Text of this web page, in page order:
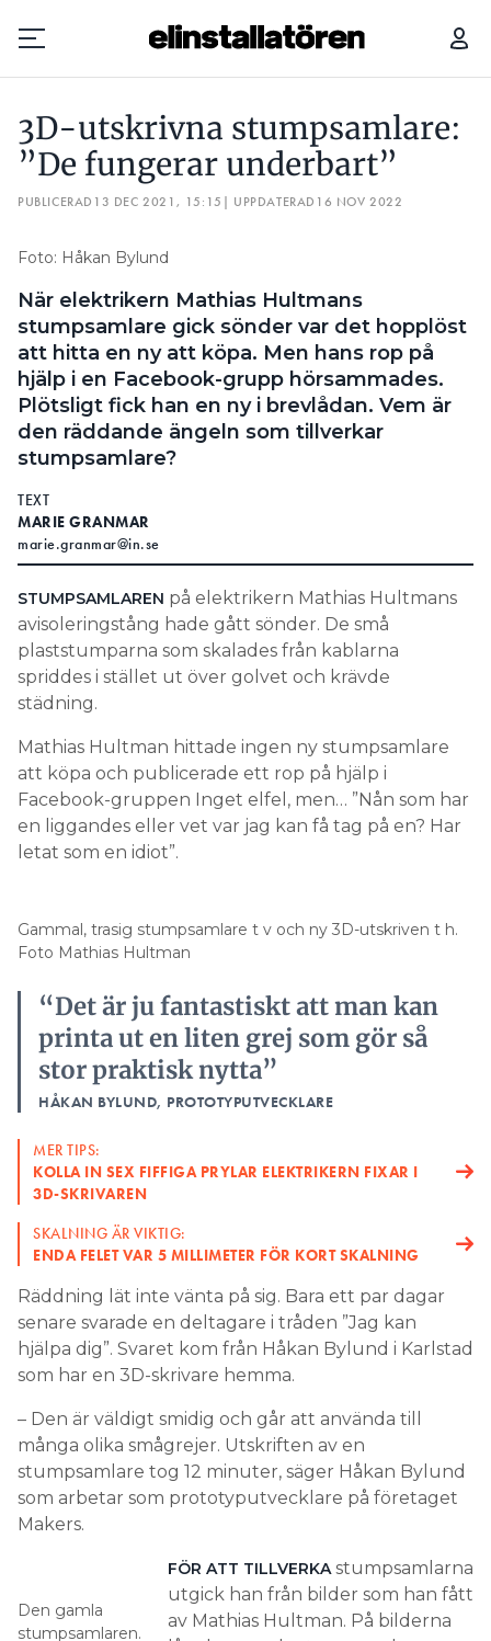
Prenumerera
Hantera prenumeration
Lediga jobb
Annonsera
Läs E-tidningen
Om tidningen
Kontakt
Search for:
SEARCH
3D-utskrivna stumpsamlare:
”De fungerar underbart”
PUBLICERAD 13 DEC 2021, 15:15 | UPPDATERAD 16 NOV 2022
Foto: Håkan Bylund
När elektrikern Mathias Hultmans
stumpsamlare gick sönder var det hopplöst
att hitta en ny att köpa. Men hans rop på
hjälp i en Facebook-grupp hörsammades.
Plötsligt fick han en ny i brevlådan. Vem är
den räddande ängeln som tillverkar
stumpsamlare?
TEXT
MARIE GRANMAR
marie.granmar@in.se
STUMPSAMLAREN på elektrikern Mathias Hultmans
avisoleringstång hade gått sönder. De små
plaststumparna som skalades från kablarna
spriddes i stället ut över golvet och krävde
städning.
Mathias Hultman hittade ingen ny stumpsamlare
att köpa och publicerade ett rop på hjälp i
Facebook-gruppen Inget elfel, men… ”Nån som har
en liggandes eller vet var jag kan få tag på en? Har
letat som en idiot”.
Gammal, trasig stumpsamlare t v och ny 3D-utskriven t h.
Foto Mathias Hultman
“Det är ju fantastiskt att man kan
printa ut en liten grej som gör så
stor praktisk nytta”
HÅKAN BYLUND, PROTOTYPUTVECKLARE
MER TIPS:
KOLLA IN SEX FIFFIGA PRYLAR ELEKTRIKERN FIXAR I
3D-SKRIVAREN
SKALNING ÄR VIKTIG:
ENDA FELET VAR 5 MILLIMETER FÖR KORT SKALNING
Räddning lät inte vänta på sig. Bara ett par dagar
senare svarade en deltagare i tråden ”Jag kan
hjälpa dig”. Svaret kom från Håkan Bylund i Karlstad
som har en 3D-skrivare hemma.
– Den är väldigt smidig och går att använda till
många olika smågrejer. Utskriften av en
stumpsamlare tog 12 minuter, säger Håkan Bylund
som arbetar som prototyputvecklare på företaget
Makers.
Den gamla
stumpsamlaren.
FÖR ATT TILLVERKAstumpsamlarna
utgick han från bilder som han fått
av Mathias Hultman. På bilderna